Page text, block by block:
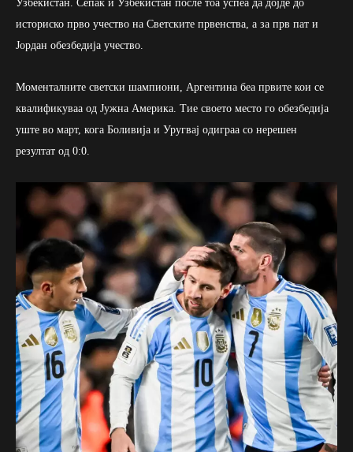
Узбекистан. Сепак и Узбекистан после тоа успеа да дојде до
историско прво учество на Светските првенства, а за прв пат и
Јордан обезбедија учество.
Моменталните светски шампиони, Аргентина беа првите кои се
квалификуваа од Јужна Америка. Тие своето место го обезбедија
уште во март, кога Боливија и Уругвај одиграа со нерешен
резултат од 0:0.